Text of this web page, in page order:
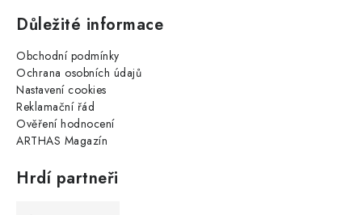
Důležité informace
Obchodní podmínky
Ochrana osobních údajů
Nastavení cookies
Reklamační řád
Ověření hodnocení
ARTHAS Magazín
Hrdí partneři